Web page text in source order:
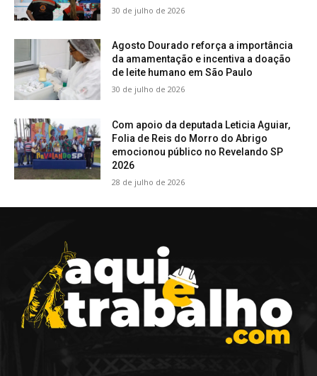
30 de julho de 2026
Agosto Dourado reforça a importância
da amamentação e incentiva a doação
de leite humano em São Paulo
30 de julho de 2026
Com apoio da deputada Leticia Aguiar,
Folia de Reis do Morro do Abrigo
emocionou público no Revelando SP
2026
28 de julho de 2026